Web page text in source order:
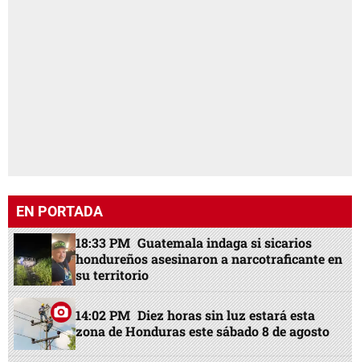
EN PORTADA
18:33 PM Guatemala indaga si sicarios
hondureños asesinaron a narcotraficante en
su territorio
14:02 PM Diez horas sin luz estará esta
zona de Honduras este sábado 8 de agosto